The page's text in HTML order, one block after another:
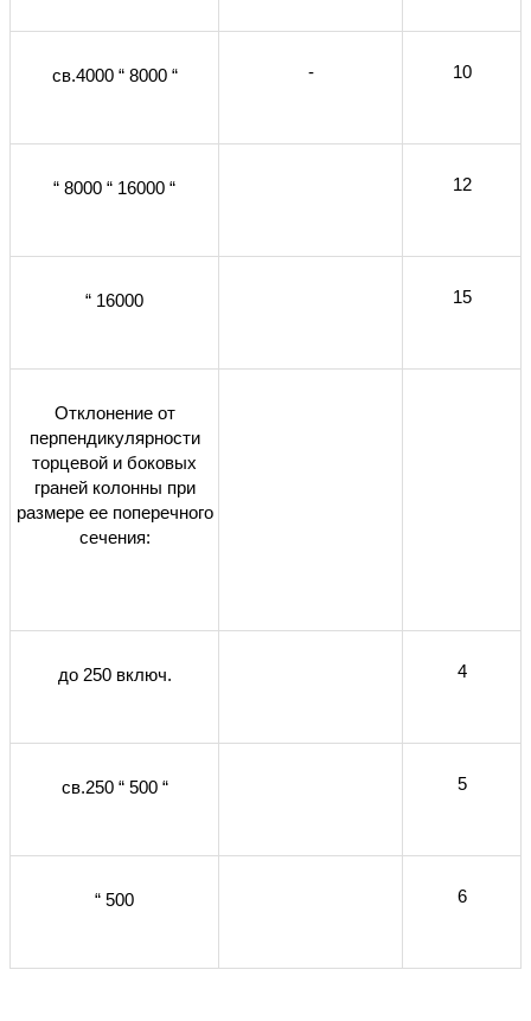
св.4000 “ 8000 “ - 10
“ 8000 “ 16000 “ 12
“ 16000 15
Отклонение от
перпендикулярности
торцевой и боковых
граней колонны при
размере ее поперечного
сечения:
до 250 включ. 4
св.250 “ 500 “ 5
“ 500 6